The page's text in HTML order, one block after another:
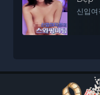
신입여